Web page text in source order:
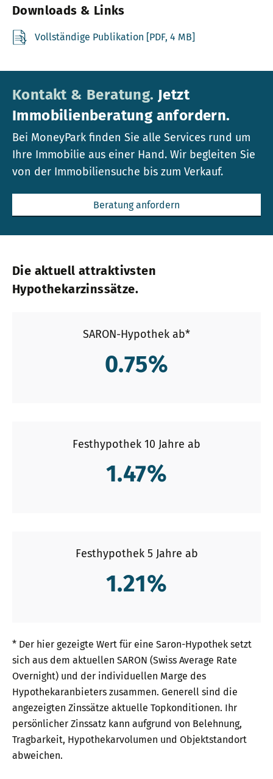
Downloads & Links
Vollständige Publikation [PDF, 4 MB]
Kontakt & Beratung. Jetzt
Immobilienberatung anfordern.
Bei MoneyPark finden Sie alle Services rund um
Ihre Immobilie aus einer Hand. Wir begleiten Sie
von der Immobiliensuche bis zum Verkauf.
Beratung anfordern
Die aktuell attraktivsten
Hypothekarzinssätze.
SARON-Hypothek ab*
0.75%
Festhypothek 10 Jahre ab
1.47%
Festhypothek 5 Jahre ab
1.21%
* Der hier gezeigte Wert für eine Saron-Hypothek setzt
sich aus dem aktuellen SARON (Swiss Average Rate
Overnight) und der individuellen Marge des
Hypothekaranbieters zusammen. Generell sind die
angezeigten Zinssätze aktuelle Topkonditionen. Ihr
persönlicher Zinssatz kann aufgrund von Belehnung,
Tragbarkeit, Hypothekarvolumen und Objektstandort
abweichen.